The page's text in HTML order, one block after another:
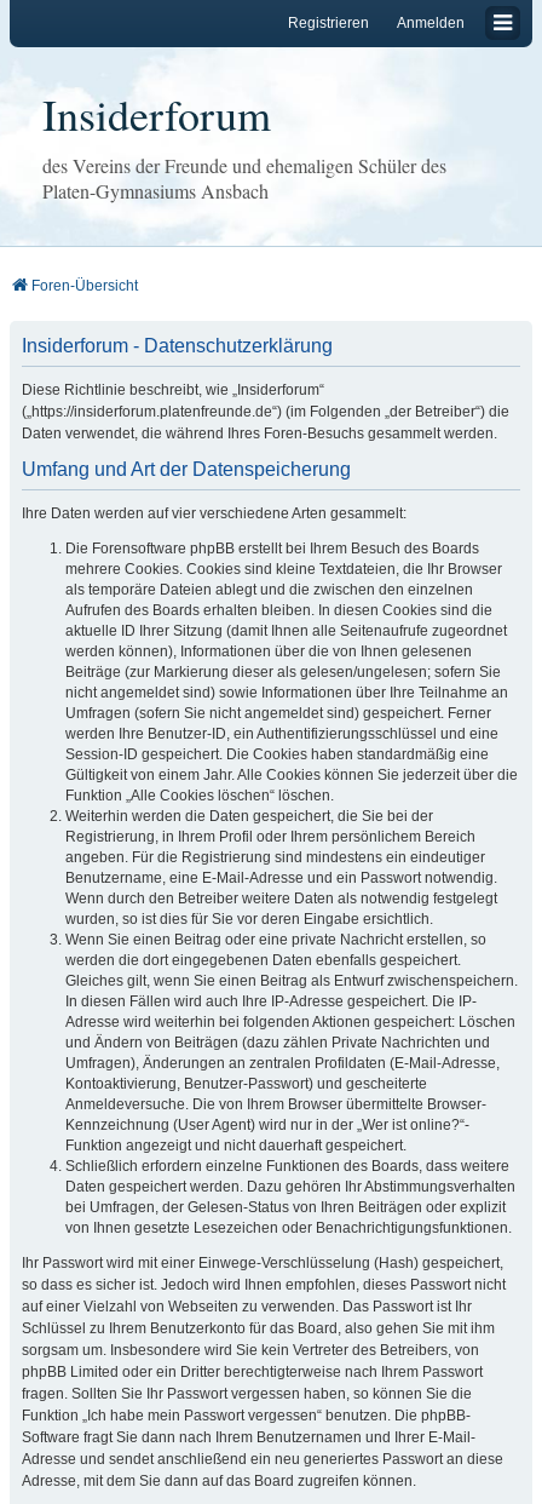
Anmelden
Registrieren
Insiderforum
des Vereins der Freunde und ehemaligen Schüler des
Platen-Gymnasiums Ansbach
Foren-Übersicht
Insiderforum - Datenschutzerklärung
Diese Richtlinie beschreibt, wie „Insiderforum“
(„https://insiderforum.platenfreunde.de“) (im Folgenden „der Betreiber“) die
Daten verwendet, die während Ihres Foren-Besuchs gesammelt werden.
Umfang und Art der Datenspeicherung
Ihre Daten werden auf vier verschiedene Arten gesammelt:
Die Forensoftware phpBB erstellt bei Ihrem Besuch des Boards
mehrere Cookies. Cookies sind kleine Textdateien, die Ihr Browser
als temporäre Dateien ablegt und die zwischen den einzelnen
Aufrufen des Boards erhalten bleiben. In diesen Cookies sind die
aktuelle ID Ihrer Sitzung (damit Ihnen alle Seitenaufrufe zugeordnet
werden können), Informationen über die von Ihnen gelesenen
Beiträge (zur Markierung dieser als gelesen/ungelesen; sofern Sie
nicht angemeldet sind) sowie Informationen über Ihre Teilnahme an
Umfragen (sofern Sie nicht angemeldet sind) gespeichert. Ferner
werden Ihre Benutzer-ID, ein Authentifizierungsschlüssel und eine
Session-ID gespeichert. Die Cookies haben standardmäßig eine
Gültigkeit von einem Jahr. Alle Cookies können Sie jederzeit über die
Funktion „Alle Cookies löschen“ löschen.
Weiterhin werden die Daten gespeichert, die Sie bei der
Registrierung, in Ihrem Profil oder Ihrem persönlichem Bereich
angeben. Für die Registrierung sind mindestens ein eindeutiger
Benutzername, eine E-Mail-Adresse und ein Passwort notwendig.
Wenn durch den Betreiber weitere Daten als notwendig festgelegt
wurden, so ist dies für Sie vor deren Eingabe ersichtlich.
Wenn Sie einen Beitrag oder eine private Nachricht erstellen, so
werden die dort eingegebenen Daten ebenfalls gespeichert.
Gleiches gilt, wenn Sie einen Beitrag als Entwurf zwischenspeichern.
In diesen Fällen wird auch Ihre IP-Adresse gespeichert. Die IP-
Adresse wird weiterhin bei folgenden Aktionen gespeichert: Löschen
und Ändern von Beiträgen (dazu zählen Private Nachrichten und
Umfragen), Änderungen an zentralen Profildaten (E-Mail-Adresse,
Kontoaktivierung, Benutzer-Passwort) und gescheiterte
Anmeldeversuche. Die von Ihrem Browser übermittelte Browser-
Kennzeichnung (User Agent) wird nur in der „Wer ist online?“-
Funktion angezeigt und nicht dauerhaft gespeichert.
Schließlich erfordern einzelne Funktionen des Boards, dass weitere
Daten gespeichert werden. Dazu gehören Ihr Abstimmungsverhalten
bei Umfragen, der Gelesen-Status von Ihren Beiträgen oder explizit
von Ihnen gesetzte Lesezeichen oder Benachrichtigungsfunktionen.
Ihr Passwort wird mit einer Einwege-Verschlüsselung (Hash) gespeichert,
so dass es sicher ist. Jedoch wird Ihnen empfohlen, dieses Passwort nicht
auf einer Vielzahl von Webseiten zu verwenden. Das Passwort ist Ihr
Schlüssel zu Ihrem Benutzerkonto für das Board, also gehen Sie mit ihm
sorgsam um. Insbesondere wird Sie kein Vertreter des Betreibers, von
phpBB Limited oder ein Dritter berechtigterweise nach Ihrem Passwort
fragen. Sollten Sie Ihr Passwort vergessen haben, so können Sie die
Funktion „Ich habe mein Passwort vergessen“ benutzen. Die phpBB-
Software fragt Sie dann nach Ihrem Benutzernamen und Ihrer E-Mail-
Adresse und sendet anschließend ein neu generiertes Passwort an diese
Adresse, mit dem Sie dann auf das Board zugreifen können.